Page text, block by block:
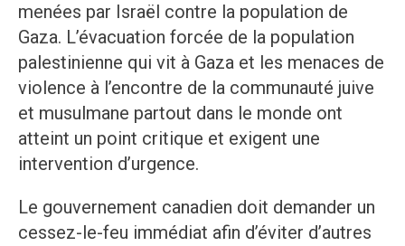
menées par Israël contre la population de
Gaza. L’évacuation forcée de la population
palestinienne qui vit à Gaza et les menaces de
violence à l’encontre de la communauté juive
et musulmane partout dans le monde ont
atteint un point critique et exigent une
intervention d’urgence.
Le gouvernement canadien doit demander un
cessez-le-feu immédiat afin d’éviter d’autres